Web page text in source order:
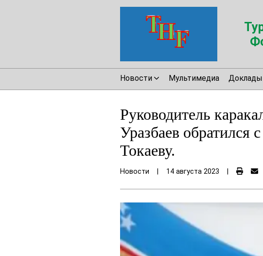
Новости Мультимедиа Доклады
Руководитель
Уразбаев обратился
Токаеву.
Новости 14 августа 2023